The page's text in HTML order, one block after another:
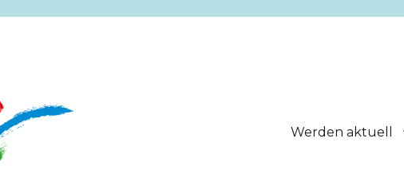
Werden aktuell